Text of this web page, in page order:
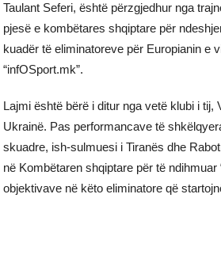
Taulant Seferi, është përzgjedhur nga
pjesë e kombëtares shqiptare për
kuadër të eliminatoreve për Europianin e
“infOSport.mk”.
Lajmi është bërë i ditur nga vetë klubi i tij,
Ukrainë. Pas performancave të
skuadre, ish-sulmuesi i Tiranës dhe
në Kombëtaren shqiptare për të ndihmuar
objektivave në këto eliminatore që